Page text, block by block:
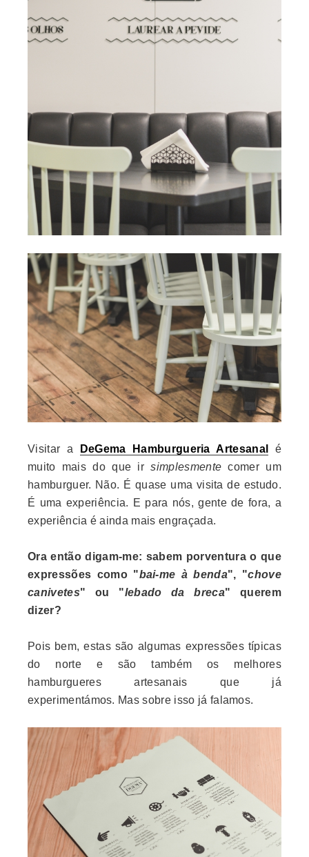
Visitar a DeGema Hamburgueria Artesanal
é
muito mais do que irsimplesmente comer um
hamburguer. Não. É quase uma visita de estudo.
É uma experiência. E para nós, gente de fora, a
experiência é ainda mais engraçada.
Ora então digam-me: sabem porventura o que
expressões como "bai-me à benda", "chove
canivetes" ou "lebado da breca" querem
dizer?
Pois bem, estas são algumas expressões típicas
do norte e são também os melhores
hamburgueres artesanais que já
experimentámos. Mas sobre isso já falamos.